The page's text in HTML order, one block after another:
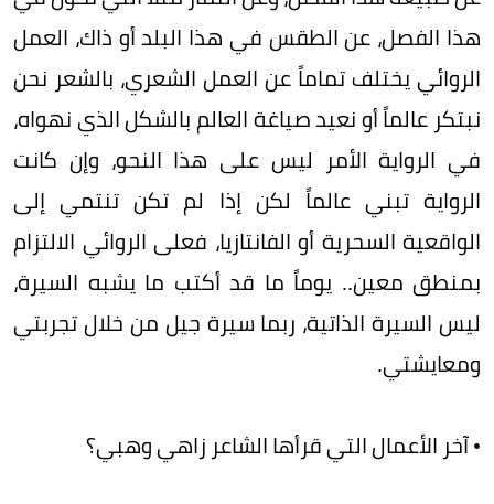
هذا الفصل، عن الطقس في هذا البلد أو ذاك، العمل
الروائي يختلف تماماً عن العمل الشعري، بالشعر نحن
نبتكر عالماً أو نعيد صياغة العالم بالشكل الذي نهواه،
في الرواية الأمر ليس على هذا النحو، وإن كانت
الرواية تبني عالماً لكن إذا لم تكن تنتمي إلى
الواقعية السحرية أو الفانتازيا، فعلى الروائي الالتزام
بمنطق معين.. يوماً ما قد أكتب ما يشبه السيرة،
ليس السيرة الذاتية، ربما سيرة جيل من خلال تجربتي
ومعايشتي.
• آخر الأعمال التي قرأها الشاعر زاهي وهبي؟